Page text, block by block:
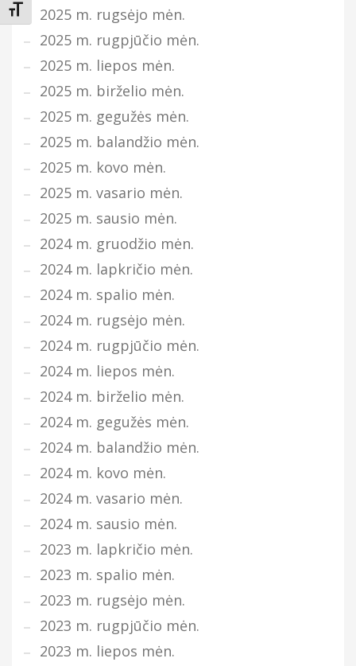
Keisti teksto dydį
2025 m. rugsėjo mėn.
2025 m. rugpjūčio mėn.
2025 m. liepos mėn.
2025 m. birželio mėn.
2025 m. gegužės mėn.
2025 m. balandžio mėn.
2025 m. kovo mėn.
2025 m. vasario mėn.
2025 m. sausio mėn.
2024 m. gruodžio mėn.
2024 m. lapkričio mėn.
2024 m. spalio mėn.
2024 m. rugsėjo mėn.
2024 m. rugpjūčio mėn.
2024 m. liepos mėn.
2024 m. birželio mėn.
2024 m. gegužės mėn.
2024 m. balandžio mėn.
2024 m. kovo mėn.
2024 m. vasario mėn.
2024 m. sausio mėn.
2023 m. lapkričio mėn.
2023 m. spalio mėn.
2023 m. rugsėjo mėn.
2023 m. rugpjūčio mėn.
2023 m. liepos mėn.